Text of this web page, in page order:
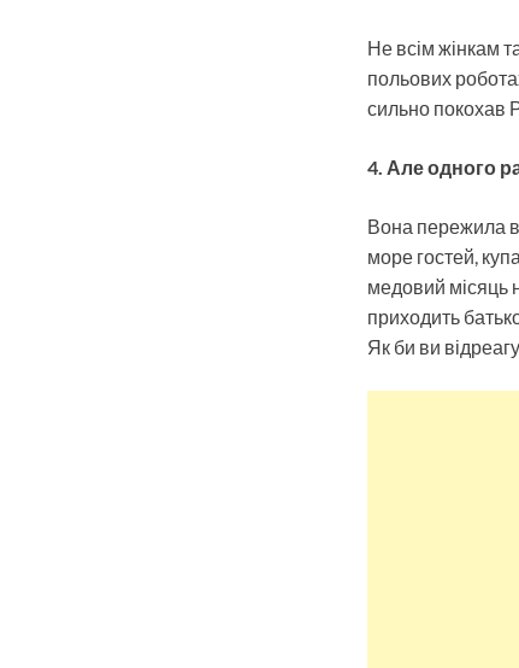
Не всім жінкам
польових
сильно покохав
4. Але одного
Вона пережила
море гостей,
медовий місяць
приходить
Як би ви